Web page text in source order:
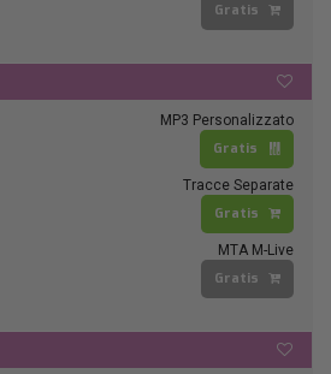
Gratis
MP3 Personalizzato
Gratis
Tracce Separate
Gratis
MTA M-Live
Gratis